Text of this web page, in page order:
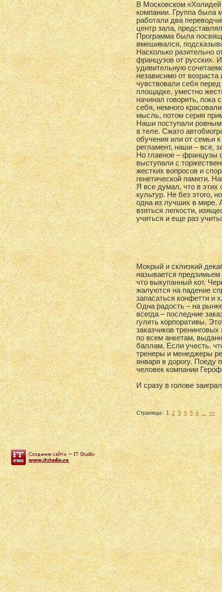
В Московском «Холидей
компании. Группа была
работали два
центр зала,
Программа была
вмешивался,
Насколько разительно
французов от русских.
удивительную
независимо от
чувствовали себя
площадке, уместно
начинал говорить,
себя, немного
мысль, потом серия
Наши поступали ровным
в теле. Сжато
обучения или от семьи
регламент, наши – все,
Но главное – французы
выступали с
жестких вопросов и
генетической памяти.
Я все думал, что в этих
культур. Не без этого,
одна из лучших в мире.
взяться легкости,
учиться и еще раз
Мокрый и склизкий
называется
что выкупанный кот.
жалуются на падение
запасаться конфетти и
Одна радость – на
всегда – последние
гулять корпоративы.
заказчиков
по всем анкетам,
баллам. Если учесть,
тренеры и менеджеры
января в дорогу. Поеду
человек компании
И сразу в голове
Страницы: 1 2 3 4 5 6 >>